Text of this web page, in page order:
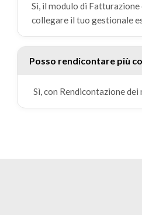
Sì, il modulo di
collegare il tuo gestionale
Posso rendicontare più
Sì, con Rendicontazione